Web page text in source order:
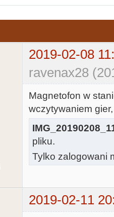
2019-02-08
ravenax28
Magnetofon w
wczytywaniem
pliku.
Tylko zalogowani
2019-02-11